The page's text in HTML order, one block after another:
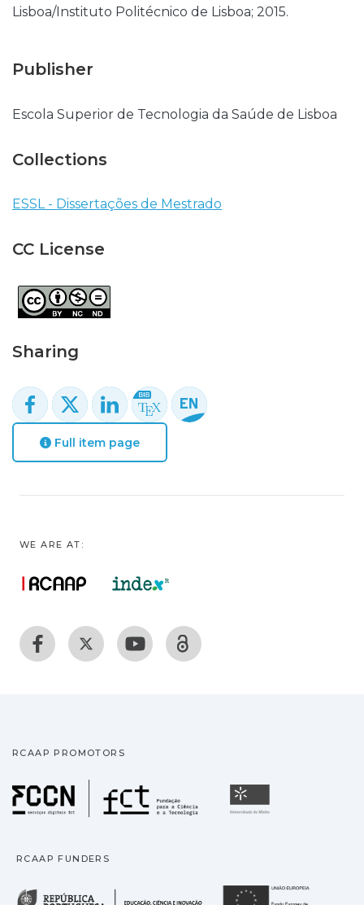
Lisboa/Instituto Politécnico de Lisboa; 2015.
Publisher
Escola Superior de Tecnologia da Saúde de Lisboa
Collections
ESSL - Dissertações de Mestrado
CC License
Sharing
Full item page
WE ARE AT:
RCAAP PROMOTORS
Fundação para a
RCAAP FUNDERS
República Portuguesa